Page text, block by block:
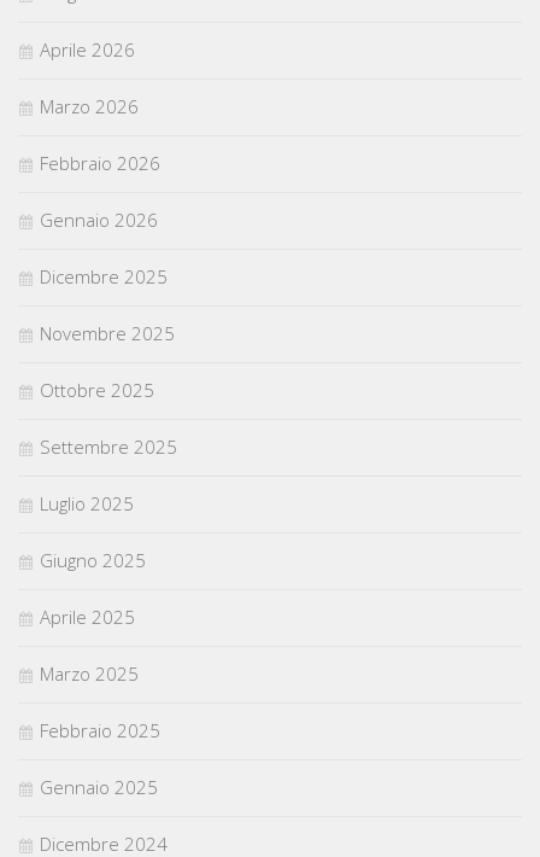
Aprile 2026
Marzo 2026
Febbraio 2026
Gennaio 2026
Dicembre 2025
Novembre 2025
Ottobre 2025
Settembre 2025
Luglio 2025
Giugno 2025
Aprile 2025
Marzo 2025
Febbraio 2025
Gennaio 2025
Dicembre 2024